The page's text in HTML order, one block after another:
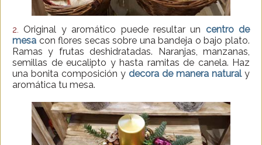
2. Original y aromático puede resultar un centro de
mesa con flores secas sobre una bandeja o bajo plato.
Ramas y frutas deshidratadas. Naranjas, manzanas,
semillas de eucalipto y hasta ramitas de canela. Haz
una bonita composición y decora de manera naturaly
aromática tu mesa.